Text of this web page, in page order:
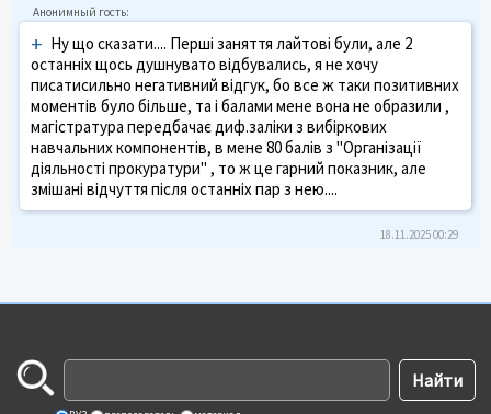
+ Ну що сказати.... Перші заняття лайтові були, але 2
останніх щось душнувато відбувались, я не хочу
писатисильно негативний відгук, бо все ж таки позитивних
моментів було більше, та і балами мене вона не образили ,
магістратура передбачає диф.заліки з вибіркових
навчальних компонентів, в мене 80 балів з "Організації
діяльності прокуратури" , то ж це гарний показник, але
змішані відчуття після останніх пар з нею....
18.11.2025 00:29